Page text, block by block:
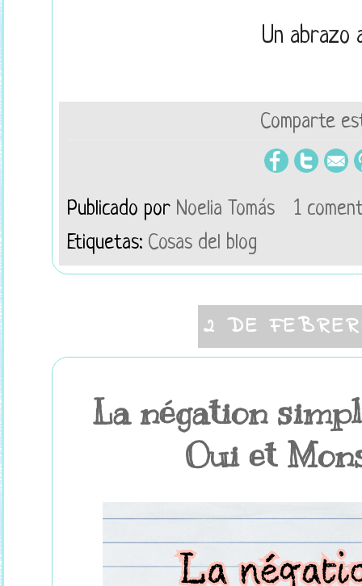
Un abrazo
Comparte
Publicado por Noelia Tomás
1
Etiquetas: Cosas del blog
2 DE
La négation
Oui et